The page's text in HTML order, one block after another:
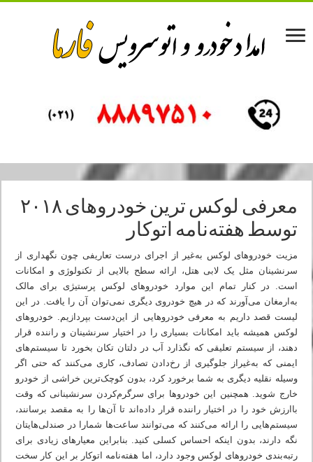
معرفی لوکس‌ ترین خودروهای ۲۰۱۸
توسط هفته‌نامه اتوکار
مزیت خودروهای لوکس به‌غیر از اجرای درست تعاریفی چون نگهداری از
سرنشینان مثل یک لابی هتل، ارائه سطح بالایی از تکنولوژی و امکانات
است. در کنار تمام این موارد خودروهای لوکس پرستیژی برای مالک
به‌ارمغان می‌آورند که در هیچ خودروی دیگری نمی‌توان آن را یافت. در این
لیست قصد داریم به معرفی خودروهایی از این‌دست بپردازیم. خودروهای
لوکس همیشه باید امکانات بسیاری را در اختیار سرنشینان و راننده قرار
دهند، از سیستم تعلیقی که نگذارد آب در دلتان تکان بخورد تا سیستم‌های
ایمنی که به‌غیراز جلوگیری از رخ‌دادن تصادف، کاری می‌کنند که حتی اگر
وسیله نقلیه دیگری به شما برخورد کرد، بدون کوچک‌ترین خراشی از خودرو
خارج شوید. همچنین این خودروها برای سرگرم‌کردن سرنشینانی که وقت
باارزش خود را در اختیار راننده قرار داده‌اند تا آن‌ها را به مقصد برسانند،
سیستم‌هایی را ارائه می‌کنند که می‌توانند ساعت‌ها شمارا در صندلی‌هایتان
نگه دارند، بدون اینکه احساس کسلی کنید. بنابراین معیارهای زیادی برای
رتبه‌بندی خودروهای لوکس وجود دارد، اما هفته‌نامه اتوکار بر این کار سخت